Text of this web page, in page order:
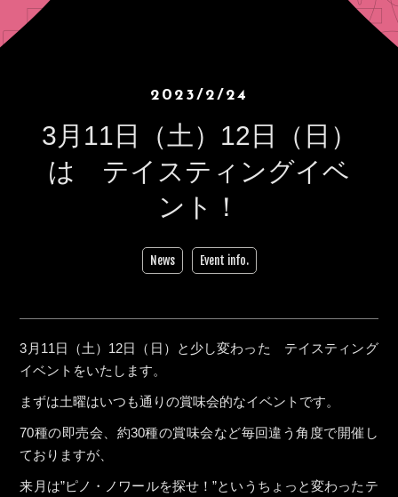
2023/2/24
3月11日（土）12日（日）
は テイスティングイベ
ント！
News Event info.
3月11日（土）12日（日）と少し変わった テイスティング
イベントをいたします。
まずは土曜はいつも通りの賞味会的なイベントです。
70種の即売会、約30種の賞味会など毎回違う角度で開催し
ておりますが、
来月は”ピノ・ノワールを探せ！”というちょっと変わったテ